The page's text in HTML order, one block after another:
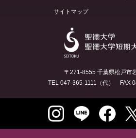
サイトマップ
〒271-8555 千葉県松戸市
TEL 047-365-1111（代） FAX